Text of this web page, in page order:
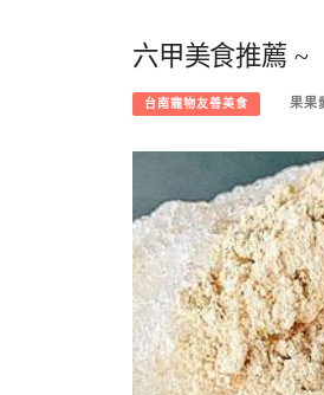
六甲美食推薦
台南寵物友善美食 果果